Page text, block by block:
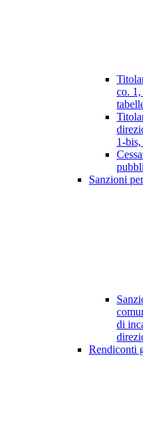
co.
1-
Sanzioni
di
Rendiconti